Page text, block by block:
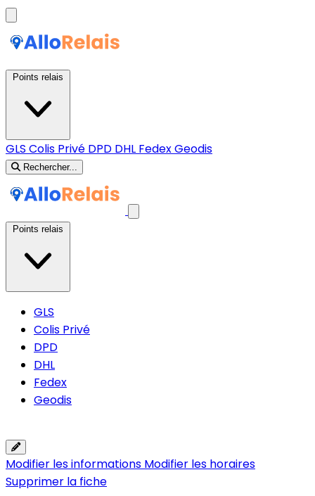
GLS Colis Privé DPD DHL FedexGeodis
Rechercher...
GLS
Colis Privé
DPD
DHL
Fedex
Geodis
Modifier les informations Modifier les horaires
Supprimer la fiche